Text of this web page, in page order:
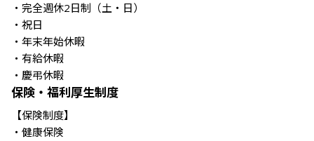
・完全週休2日制（土・日）
・祝日
・年末年始休暇
・有給休暇
保険・福利厚生制度
【保険制度】
・健康保険